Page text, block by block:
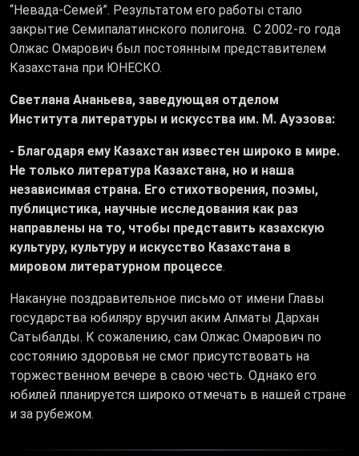
“Невада-Семей”. Результатом его работы стало
закрытие Семипалатинского полигона. С 2002-го года
Олжас Омарович был постоянным представителем
Казахстана при ЮНЕСКО.
Светлана Ананьева, заведующая отделом
Института литературы и искусства им. М. Ауэзова:
- Благодаря ему Казахстан известен широко в мире.
Не только литература Казахстана, но и наша
независимая страна. Его стихотворения, поэмы,
публицистика, научные исследования как раз
направлены на то, чтобы представить казахскую
культуру, культуру и искусство Казахстана в
мировом литературном процессе.
Накануне поздравительное письмо от имени Главы
государства юбиляру вручил аким Алматы Дархан
Сатыбалды. К сожалению, сам Олжас Омарович по
состоянию здоровья не смог присутствовать на
торжественном вечере в свою честь. Однако его
юбилей планируется широко отмечать в нашей стране
и за рубежом.